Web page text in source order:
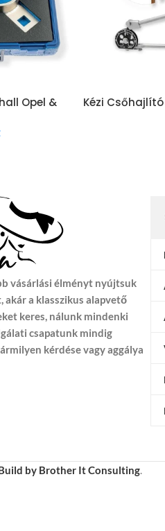
Opel &
Kézi Csőhajlító
vásárlási élményt nyújtsuk
a klasszikus alapvető
keres, nálunk mindenki
csapatunk mindig
kérdése vagy aggálya
by Brother It Consulting.